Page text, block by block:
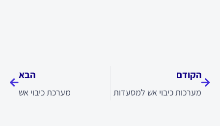
הקודם
מערכות כיבוי אש למסעדות
הבא
מערכת כיבוי אש